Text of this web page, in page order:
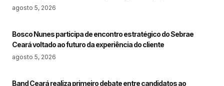
agosto 5, 2026
Bosco Nunes participa de encontro estratégico do Sebrae
Ceará voltado ao futuro da experiência do cliente
agosto 5, 2026
Band Ceará realiza primeiro debate entre candidatos ao